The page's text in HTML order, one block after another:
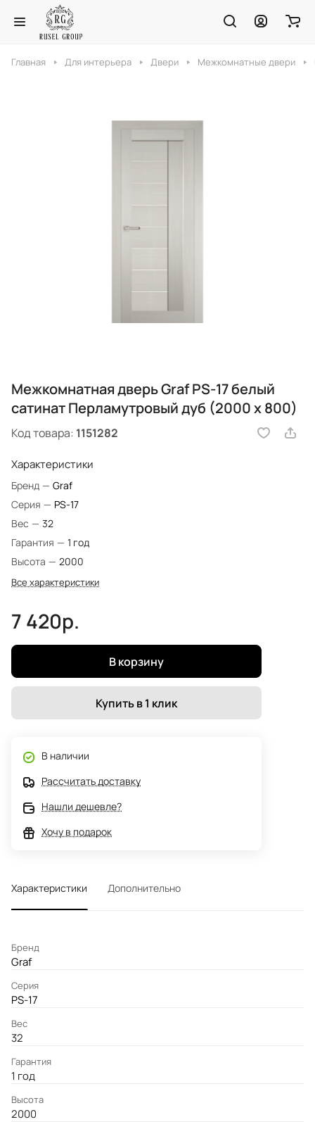
Главная Для интерьера Двери Межкомнатные двери
Межкомнатная дверь Graf PS-17 белый
сатинат Перламутровый дуб (2000 х 800)
Код товара: 1151282
Характеристики
Бренд — Graf
Серия — PS-17
Вес — 32
Гарантия — 1 год
Высота — 2000
Все характеристики
7 420р.
В корзину
Купить в 1 клик
В наличии
Рассчитать доставку
Нашли дешевле?
Хочу в подарок
Характеристики Дополнительно
Бренд
Graf
Серия
PS-17
Вес
32
Гарантия
1 год
Высота
2000